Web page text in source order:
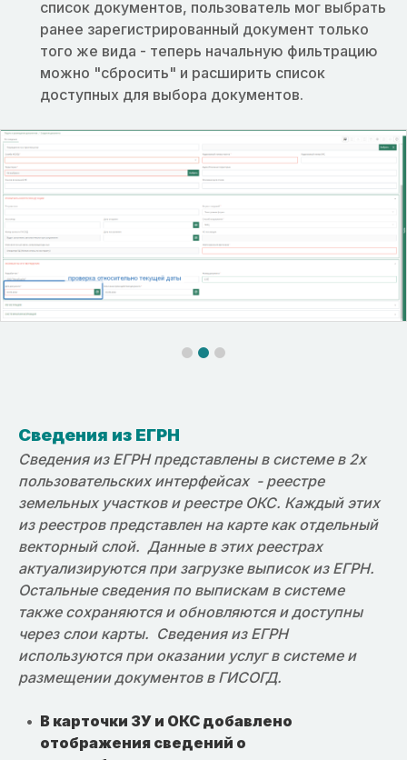
список документов, пользователь мог выбрать
ранее зарегистрированный документ только
того же вида - теперь начальную фильтрацию
можно "сбросить" и расширить список
доступных для выбора документов.
Сведения из ЕГРН
Сведения из ЕГРН представлены в системе в 2х
пользовательских интерфейсах - реестре
земельных участков и реестре ОКС. Каждый этих
из реестров представлен на карте как отдельный
векторный слой. Данные в этих реестрах
актуализируются при загрузке выписок из ЕГРН.
Остальные сведения по выпискам в системе
также сохраняются и обновляются и доступны
через слои карты. Сведения из ЕГРН
используются при оказании услуг в системе и
размещении документов в ГИСОГД.
В карточки ЗУ и ОКС добавлено
отображения сведений о